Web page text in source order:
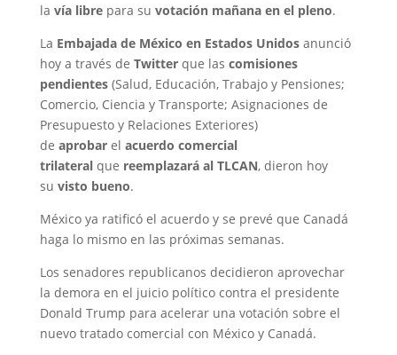
la vía librepara su votación mañana en el pleno.
La Embajada de México en Estados Unidosanunció
hoy a través de Twitterque las comisiones
pendientes(Salud, Educación, Trabajo y Pensiones;
Comercio, Ciencia y Transporte; Asignaciones de
Presupuesto y Relaciones Exteriores)
de aprobarel acuerdo comercial
trilateralque reemplazará al TLCAN, dieron hoy
su visto bueno.
México ya ratificó el acuerdo y se prevé que Canadá
haga lo mismo en las próximas semanas.
Los senadores republicanos decidieron aprovechar
la demora en el juicio político contra el presidente
Donald Trump para acelerar una votación sobre el
nuevo tratado comercial con México y Canadá.